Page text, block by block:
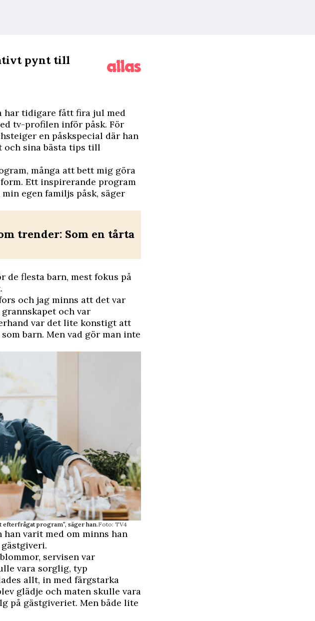
pynt till
tidigare fått fira jul med
tv-profilen inför påsk. För
en påskspecial där han
och sina bästa tips till
många att bett mig göra
Ett inspirerande program
egen familjs påsk, säger
trender: Som en tårta
de flesta barn, mest fokus på
och jag minns att det var
och var
var det lite konstigt att
barn. Men vad gör man inte
efterfrågat program”, säger han.Foto: TV4
varit med om minns han
servisen var
vara sorglig, typ
allt, in med färgstarka
glädje och maten skulle vara
på gästgiveriet. Men både lite